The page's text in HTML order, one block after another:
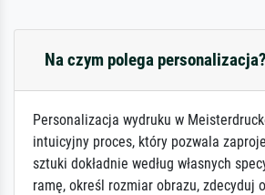
Na czym polega personalizacja?
Personalizacja wydruku w
intuicyjny proces, który pozwala
sztuki dokładnie według własnych
ramę, określ rozmiar obrazu, zdecyduj